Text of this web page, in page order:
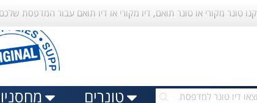
קנו טונר מקורי או טונר תואם, דיו מקורי או דיו תואם עבור המדפסת
טונרים